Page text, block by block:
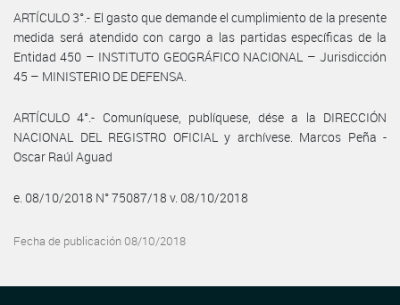
ARTÍCULO 3°.- El gasto que demande el cumplimiento de la presente
medida será atendido con cargo a las partidas específicas de la
Entidad 450 – INSTITUTO GEOGRÁFICO NACIONAL – Jurisdicción
45 – MINISTERIO DE DEFENSA.
ARTÍCULO 4°.- Comuníquese, publíquese, dése a la DIRECCIÓN
NACIONAL DEL REGISTRO OFICIAL y archívese. Marcos Peña -
Oscar Raúl Aguad
e. 08/10/2018 N° 75087/18 v. 08/10/2018
Fecha de publicación 08/10/2018